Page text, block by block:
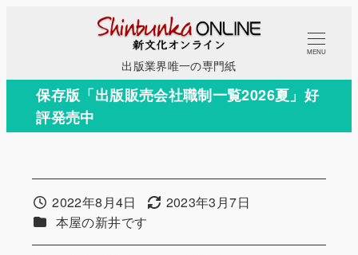
コ
テ
出版業界唯一の専門紙
MENU
保存版「出版販売会社職制一覧2026夏」好
評発売中
投稿日2022年8月4日 更新日2023年3月7日
カテゴリー
本屋の新井です